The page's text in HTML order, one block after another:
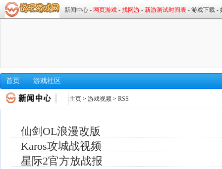
首页 游戏社区
主页 > 游戏视频 > RSS
仙剑OL浪漫改版
Karos攻城战视频
星际2官方放战报